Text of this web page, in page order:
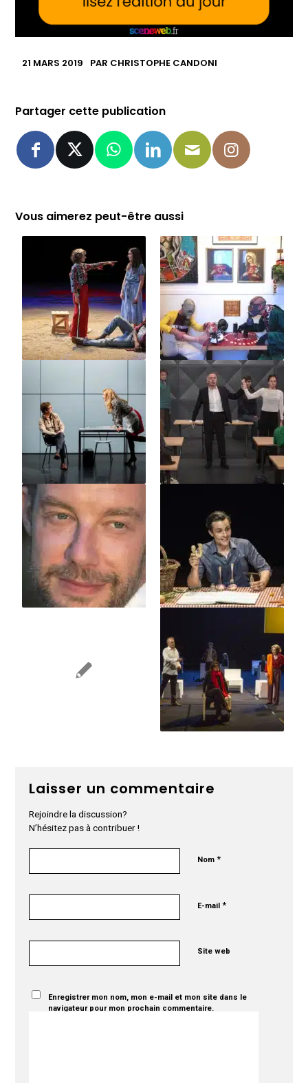
21 MARS 2019 PAR CHRISTOPHE CANDONI
Partager cette publication
Vous aimerez peut-être aussi
Laisser un commentaire
Rejoindre la discussion?
N’hésitez pas à contribuer !
Nom*
E-mail*
Site web
Enregistrer mon nom, mon e-mail et mon site dans le
navigateur pour mon prochain commentaire.